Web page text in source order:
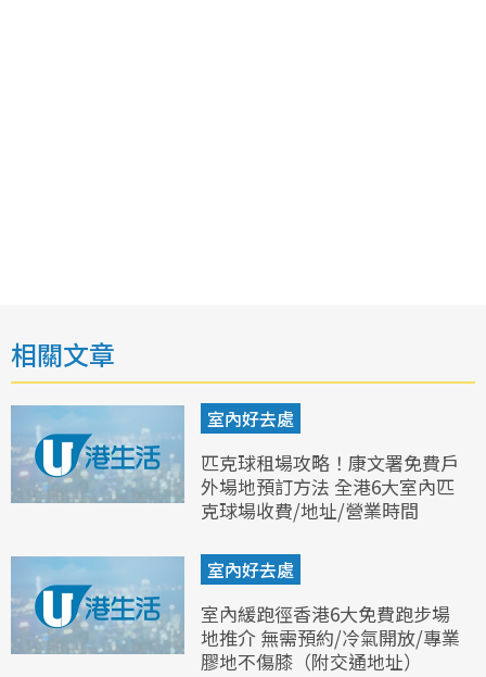
相關文章
室內好去處
匹克球租場攻略！康文署免費戶
外場地預訂方法 全港6大室內匹
克球場收費/地址/營業時間
室內好去處
室內緩跑徑香港6大免費跑步場
地推介 無需預約/冷氣開放/專業
膠地不傷膝（附交通地址）